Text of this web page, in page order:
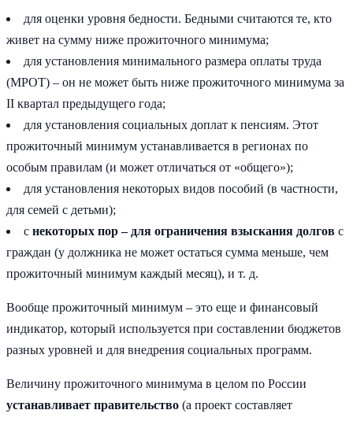
для оценки уровня бедности. Бедными считаются те, кто
живет на сумму ниже прожиточного минимума;
для установления минимального размера оплаты труда
(МРОТ) – он не может быть ниже прожиточного минимума за
II квартал предыдущего года;
для установления социальных доплат к пенсиям. Этот
прожиточный минимум устанавливается в регионах по
особым правилам (и может отличаться от «общего»);
для установления некоторых видов пособий (в частности,
для семей с детьми);
с некоторых пор – для ограничения взыскания долгов с
граждан (у должника не может остаться сумма меньше, чем
прожиточный минимум каждый месяц), и т. д.
Вообще прожиточный минимум – это еще и финансовый
индикатор, который используется при составлении бюджетов
разных уровней и для внедрения социальных программ.
Величину прожиточного минимума в целом по России
устанавливает правительство (а проект составляет